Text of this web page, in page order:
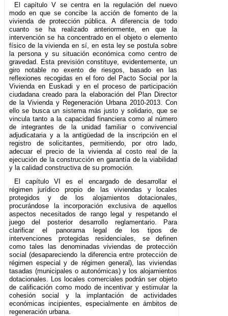
El capítulo V se centra en la regulación del nuevo
modo en que se concibe la acción de fomento de la
vivienda de protección pública. A diferencia de todo
cuanto se ha realizado anteriormente, en que la
intervención se ha concentrado en el objeto o elemento
físico de la vivienda en sí, en esta ley se postula sobre
la persona y su situación económica como centro de
gravedad. Esta previsión constituye, evidentemente, un
giro notable no exento de riesgos, basado en las
reflexiones recogidas en el foro del Pacto Social por la
Vivienda en Euskadi y en el proceso de participación
ciudadana creado para la elaboración del Plan Director
de la Vivienda y Regeneración Urbana 2010-2013. Con
ello se busca un sistema más justo y solidario, que se
vincula tanto a la capacidad financiera como al número
de integrantes de la unidad familiar o convivencial
adjudicataria y a la antigüedad de la inscripción en el
registro de solicitantes, permitiendo, por otro lado,
adecuar el precio de la vivienda al costo real de la
ejecución de la construcción en garantía de la viabilidad
y la calidad constructiva de su promoción.
El capítulo VI es el encargado de desarrollar el
régimen jurídico propio de las viviendas y locales
protegidos y de los alojamientos dotacionales,
procurándose la incorporación exclusiva de aquellos
aspectos necesitados de rango legal y respetando el
juego del posterior desarrollo reglamentario. Para
clarificar el panorama legal de los tipos de
intervenciones protegidas residenciales, se definen
como tales las denominadas viviendas de protección
social (desapareciendo la diferencia entre protección de
régimen especial y de régimen general), las viviendas
tasadas (municipales o autonómicas) y los alojamientos
dotacionales. Los locales comerciales podrán ser objeto
de calificación como modo de incentivar y estimular la
cohesión social y la implantación de actividades
económicas incipientes, especialmente en ámbitos de
regeneración urbana.